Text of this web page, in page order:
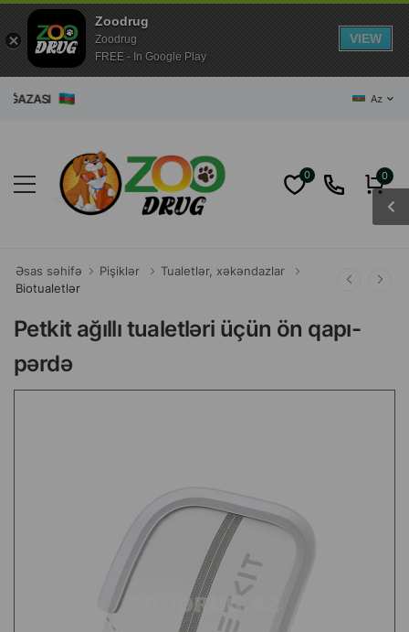
Az
0 0
Əsas səhifə Pişiklər
Tualetlər, xəkəndazlar
Biotualetlər
Petkit ağıllı tualetləri üçün ön qapı-
pərdə
Zoodrug
Zoodrug
FREE - In Google Play
VIEW